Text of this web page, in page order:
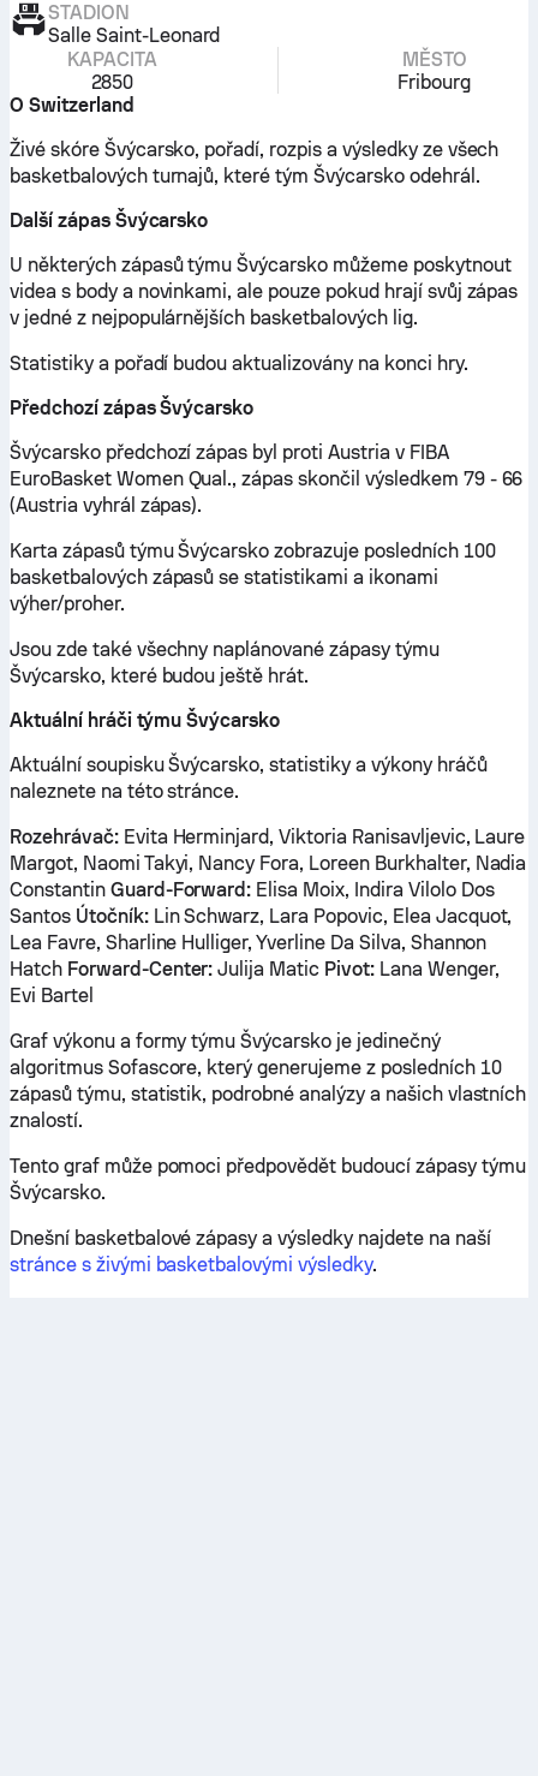
STADION
Salle Saint-Leonard
KAPACITA
2850
MĚSTO
Fribourg
O Switzerland
Živé skóre Švýcarsko, pořadí, rozpis a výsledky ze všech
basketbalových turnajů, které tým Švýcarsko odehrál.
Další zápas Švýcarsko
U některých zápasů týmu Švýcarsko můžeme poskytnout
videa s body a novinkami, ale pouze pokud hrají svůj zápas
v jedné z nejpopulárnějších basketbalových lig.
Statistiky a pořadí budou aktualizovány na konci hry.
Předchozí zápas Švýcarsko
Švýcarsko předchozí zápas byl proti Austria v FIBA
EuroBasket Women Qual., zápas skončil výsledkem 79 - 66
(Austria vyhrál zápas).
Karta zápasů týmu Švýcarsko zobrazuje posledních 100
basketbalových zápasů se statistikami a ikonami
výher/proher.
Jsou zde také všechny naplánované zápasy týmu
Švýcarsko, které budou ještě hrát.
Aktuální hráči týmu Švýcarsko
Aktuální soupisku Švýcarsko, statistiky a výkony hráčů
naleznete na této stránce.
Rozehrávač:Evita Herminjard, Viktoria Ranisavljevic, Laure
Margot, Naomi Takyi, Nancy Fora, Loreen Burkhalter, Nadia
Constantin Guard-Forward: Elisa Moix, Indira Vilolo Dos
Santos Útočník:Lin Schwarz, Lara Popovic, Elea Jacquot,
Lea Favre, Sharline Hulliger, Yverline Da Silva, Shannon
Hatch Forward-Center: Julija Matic Pivot:Lana Wenger,
Evi Bartel
Graf výkonu a formy týmu Švýcarsko je jedinečný
algoritmus Sofascore, který generujeme z posledních 10
zápasů týmu, statistik, podrobné analýzy a našich vlastních
znalostí.
Tento graf může pomoci předpovědět budoucí zápasy týmu
Švýcarsko.
Dnešní basketbalové zápasy a výsledky najdete na naší
stránce s živými basketbalovými výsledky.